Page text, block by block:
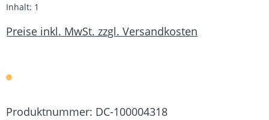
Inhalt: 1
Preise inkl. MwSt. zzgl. Versandkosten
Produktnummer: DC-100004318